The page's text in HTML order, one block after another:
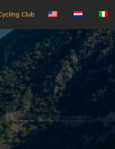
Club